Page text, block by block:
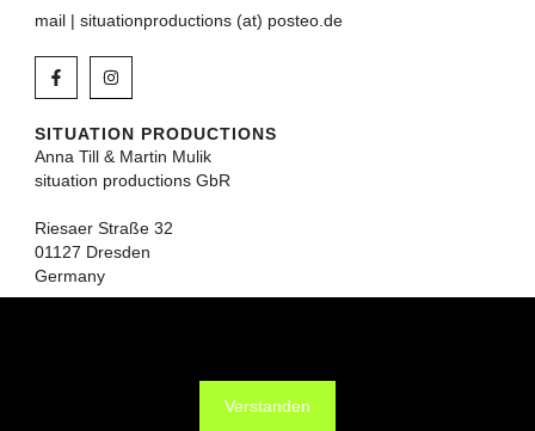
mail | situationproductions (at) posteo.de
SITUATION PRODUCTIONS
Anna Till & Martin Mulik
situation productions GbR
Riesaer Straße 32
01127 Dresden
Germany
Verstanden